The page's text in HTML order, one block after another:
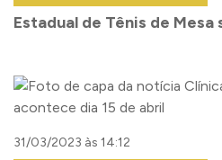
Estadual de Tênis de Mesa
31/03/2023 às 14:12